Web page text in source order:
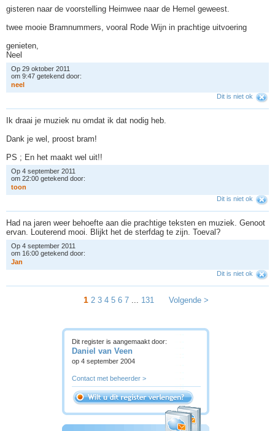
gisteren naar de voorstelling Heimwee naar de Hemel geweest.
twee mooie Bramnummers, vooral Rode Wijn in prachtige uitvoering
genieten,
Neel
Op 29 oktober 2011
om 9:47 getekend door:
neel
Dit is niet ok
Ik draai je muziek nu omdat ik dat nodig heb.
Dank je wel, proost bram!
PS ; En het maakt wel uit!!
Op 4 september 2011
om 22:00 getekend door:
toon
Dit is niet ok
Had na jaren weer behoefte aan die prachtige teksten en muziek. Genoot
ervan. Louterend mooi. Blijkt het de sterfdag te zijn. Toeval?
Op 4 september 2011
om 16:00 getekend door:
Jan
Dit is niet ok
1 2 3 4 5 6 7 ... 131 Volgende >
Dit register is aangemaakt door:
Daniel van Veen
op 4 september 2004
Contact met beheerder >